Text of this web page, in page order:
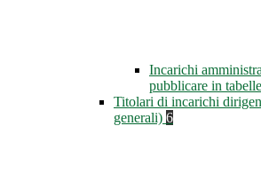
Incarichi
pubblicare in
Titolari di incarichi
generali) 6